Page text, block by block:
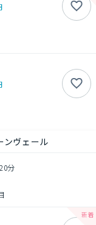
ンヴェール
分